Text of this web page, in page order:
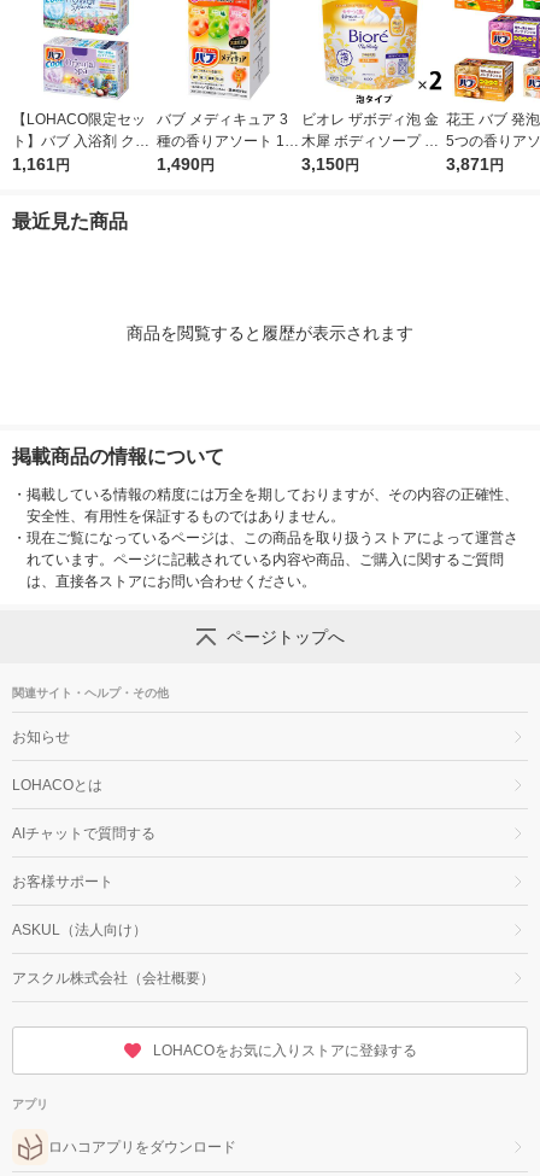
【LOHACO限定セッ
ト】バブ 入浴剤 クー
ル フラワースプラッ
1,161円
バブ メディキュア 3
種の香りアソート 1箱
（12錠入）高濃度炭
1,490円
ビオレ ザボディ泡 金
木犀 ボディソープ 詰
替 1410ml 2個 花王 泡
3,150円
花王 バブ 発
5つの香りア
ット 100錠
3,871円
最近見た商品
商品を閲覧すると履歴が表示されます
掲載商品の情報について
・ 掲載している情報の精度には万全を期しておりますが、その内容の正確性、
安全性、有用性を保証するものではありません。
・ 現在ご覧になっているページは、この商品を取り扱うストアによって運営さ
れています。ページに記載されている内容や商品、ご購入に関するご質問
は、直接各ストアにお問い合わせください。
ページトップへ
関連サイト・ヘルプ・その他
お知らせ
LOHACOとは
AIチャットで質問する
お客様サポート
ASKUL（法人向け）
アスクル株式会社（会社概要）
LOHACOをお気に入りストアに登録する
アプリ
ロハコアプリをダウンロード